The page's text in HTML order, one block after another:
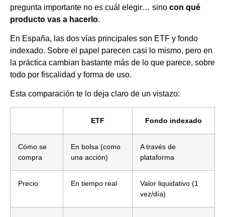
pregunta importante no es cuál elegir… sino con qué
producto vas a hacerlo.
En España, las dos vías principales son ETF y fondo
indexado. Sobre el papel parecen casi lo mismo, pero en
la práctica cambian bastante más de lo que parece, sobre
todo por fiscalidad y forma de uso.
Esta comparación te lo deja claro de un vistazo:
ETF Fondo indexado
Cómo se
compra
En bolsa (como
una acción)
A través de
plataforma
Precio En tiempo real
Valor liquidativo (1
vez/día)